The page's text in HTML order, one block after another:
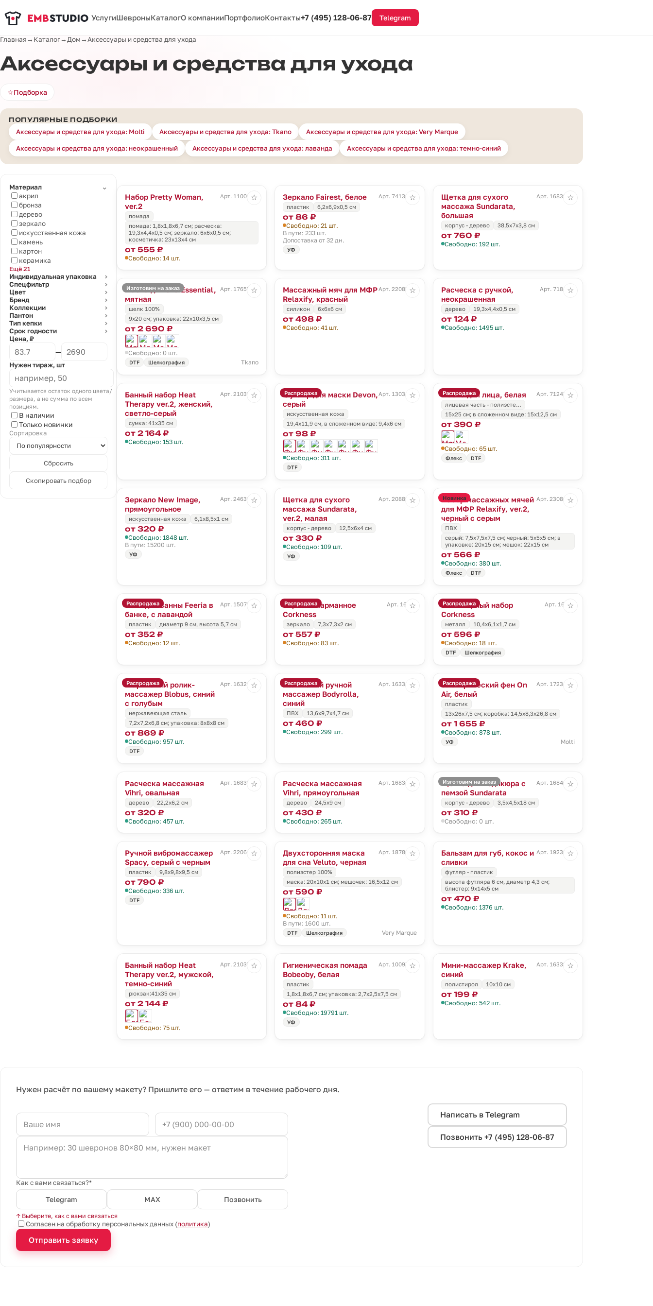
УслугиШевроныКаталогО компанииПортфолиоКонтакты+7 (495) 128-06-87 Telegram
Главная→ Каталог→ Дом→Аксессуары и средства для ухода
Аксессуары и средства для ухода
☆Подборка
ПОПУЛЯРНЫЕ ПОДБОРКИ
Аксессуары и средства для ухода: Molti Аксессуары и средства для ухода: Tkano Аксессуары и средства для ухода: Very Marque
Аксессуары и средства для ухода: неокрашенный Аксессуары и средства для ухода: лаванда Аксессуары и средства для ухода: темно-синий
Материал
⌄
акрил
бронза
дерево
зеркало
искусственная кожа
камень
картон
керамика
Ещё 21
Индивидуальная упаковка
⌄
Спецфильтр ⌄
Цвет ⌄
Бренд ⌄
Коллекции ⌄
Пантон ⌄
Тип кепки ⌄
Срок годности ⌄
Цена, ₽
—
Нужен тираж, шт
Учитывается остаток одного цвета/
размера, а не сумма по всем
позициям.
В наличии
Только новинки
Сортировка
Сбросить
Скопировать подбор
Набор Pretty Woman,
ver.2
Арт. 11006.02
помада
помада: 1,8x1,8x6,7 см; расческа:
19,3х4,4х0,5 см; зеркало: 6x6x0,5 см;
косметичка: 23х13х4 см
от 555 ₽
Свободно: 14 шт.
☆ Зеркало Fairest, белое
Арт. 74136.60
пластик
6,2x6,9x0,5 см
от 86 ₽
Свободно: 21 шт.
В пути: 233 шт.
Допоставка от 32 дн.
УФ
☆
Щетка для сухого
массажа Sundarata,
большая
Арт. 16839.00
корпус - дерево 38,5х7х3,8 см
от 760 ₽
Свободно: 192 шт.
☆
Изготовим на заказ
Маска для сна Essential,
мятная
Арт. 17655.95
шелк 100%
9х20 см; упаковка: 22х10х3,5 см
от 2 690 ₽
Свободно: 0 шт.
DTF Шелкография Tkano
☆
Массажный мяч для МФР
Relaxify, красный
Арт. 22085.50
силикон 6х6х6 см
от 498 ₽
Свободно: 41 шт.
☆
Расческа с ручкой,
неокрашенная
Арт. 7184.01
дерево 19,3х4,4х0,5 см
от 124 ₽
Свободно: 1495 шт.
☆
Банный набор Heat
Therapy ver.2, женский,
светло-серый
Арт. 21038.14
сумка: 41х35 см
от 2 164 ₽
Свободно: 153 шт.
☆ Распродажа
Футляр для маски Devon,
серый
Арт. 13031.10
искусственная кожа
19,4х11,9 см, в сложенном виде: 9,4х6 см
от 98 ₽
Свободно: 311 шт.
DTF
☆ Распродажа
Маска для лица, белая
Арт. 71247.60
лицевая часть - полиэсте…
15x25 см; в сложенном виде: 15x12,5 см
от 390 ₽
Свободно: 65 шт.
Флекс DTF
☆
Зеркало New Image,
прямоугольное
Арт. 24630.60
искусственная кожа 6,1х8,5х1 см
от 320 ₽
Свободно: 1848 шт.
В пути: 15200 шт.
УФ
☆
Щетка для сухого
массажа Sundarata,
ver.2, малая
Арт. 20889.00
корпус - дерево 12,5х6х4 см
от 330 ₽
Свободно: 109 шт.
УФ
☆ Новинка
Набор массажных мячей
для МФР Relaxify, ver.2,
черный с серым
Арт. 23086.30
ПВХ
серый: 7,5x7,5x7,5 см; черный: 5х5х5 см; в
упаковке: 20х15 см; мешок: 22х15 см
от 566 ₽
Свободно: 380 шт.
Флекс DTF
☆
Распродажа
Соль для ванны Feeria в
банке, с лавандой
Арт. 15072.02
пластик диаметр 9 см, высота 5,7 см
от 352 ₽
Свободно: 12 шт.
☆ Распродажа
Зеркало карманное
Corkness
Арт. 16513
зеркало 7,3x7,3x2 см
от 557 ₽
Свободно: 83 шт.
☆ Распродажа
Маникюрный набор
Corkness
Арт. 16514
металл 10,4x6,1x1,7 см
от 596 ₽
Свободно: 18 шт.
DTF Шелкография
☆
Распродажа
Шариковый ролик-
массажер Blobus, синий
с голубым
Арт. 16326.40
нержавеющая сталь
7,2х7,2х6,8 см; упаковка: 8х8х8 см
от 869 ₽
Свободно: 957 шт.
DTF
☆ Распродажа
Роликовый ручной
массажер Bodyrolla,
синий
Арт. 16331.40
ПВХ 13,6х9,7х4,7 см
от 460 ₽
Свободно: 299 шт.
☆ Распродажа
Электрический фен On
Air, белый
Арт. 17234.60
пластик
13х26x7,5 см; коробка: 14,5х8,3х26,8 см
от 1 655 ₽
Свободно: 878 шт.
УФ Molti
☆
Расческа массажная
Vihri, овальная
Арт. 16835.00
дерево 22,2х6,2 см
от 320 ₽
Свободно: 457 шт.
☆
Расческа массажная
Vihri, прямоугольная
Арт. 16836.00
дерево 24,5х9 см
от 430 ₽
Свободно: 265 шт.
☆ Изготовим на заказ
Щетка для педикюра с
пемзой Sundarata
Арт. 16840.00
корпус - дерево 3,5х4,5х18 см
от 310 ₽
Свободно: 0 шт.
☆
Ручной вибромассажер
Spacy, серый с черным
Арт. 22061.13
пластик 9,8х9,8х9,5 см
от 790 ₽
Свободно: 336 шт.
DTF
☆
Двухсторонняя маска
для сна Veluto, черная
Арт. 18786.30
полиэстер 100%
маска: 20x10х1 см; мешочек: 16,5х12 см
от 590 ₽
Свободно: 11 шт.
В пути: 1600 шт.
DTF Шелкография Very Marque
☆
Бальзам для губ, кокос и
сливки
Арт. 19236.60
футляр - пластик
высота футляра 6 см, диаметр 4,3 см;
блистер: 9х14х5 см
от 470 ₽
Свободно: 1376 шт.
☆
Банный набор Heat
Therapy ver.2, мужской,
темно-синий
Арт. 21037.45
рюкзак:41х35 см
от 2 144 ₽
Свободно: 75 шт.
☆
Гигиеническая помада
Bobeoby, белая
Арт. 10097.01
пластик
1,8x1,8x6,7 см; упаковка: 2,7x2,5x7,5 см
от 84 ₽
Свободно: 19791 шт.
УФ
☆
Мини-массажер Krake,
синий
Арт. 16332.40
полистирол 10х10 см
от 199 ₽
Свободно: 542 шт.
☆
Нужен расчёт по вашему макету? Пришлите его — ответим в течение рабочего дня.
Как с вами связаться?*
Telegram MAX Позвонить
↑ Выберите, как с вами связаться
Согласен на обработку персональных данных (политика)
Отправить заявку
Написать в Telegram
Позвонить +7 (495) 128-06-87